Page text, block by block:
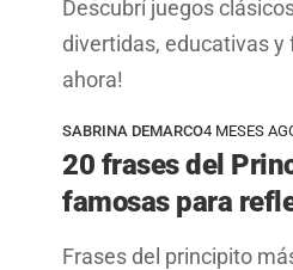
Descubrí juegos
divertidas, educativas y
ahora!
SABRINA DEMARCO4 MESES
20 frases del
famosas para
Frases del principito